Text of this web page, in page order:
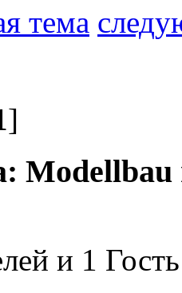
тема
]
Modellbau
и 1